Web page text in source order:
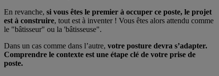
En revanche, si vous êtes le premier à occuper ce poste, le projet
est à construire, tout est à inventer ! Vous êtes alors attendu comme
le "bâtisseur" ou la 'bâtisseuse".
Dans un cas comme dans l’autre, votre posture devra s’adapter.
Comprendre le contexte est une étape clé de votre prise de
poste.